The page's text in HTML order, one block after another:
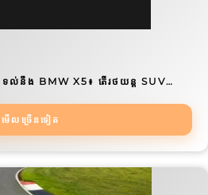
ទល់នឹង BMW X5៖ តើរថយន្ត SUV…
មើលច្រើនទៀត